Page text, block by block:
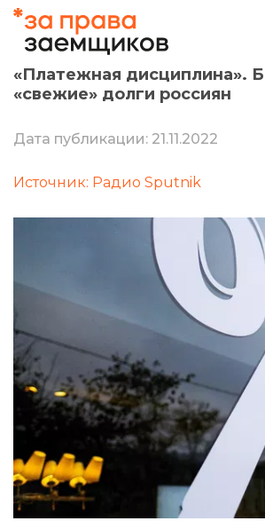
«Платежная дисциплина».
«свежие» долги россиян
Дата публикации: 21.11.2022
Источник: Радио Sputnik